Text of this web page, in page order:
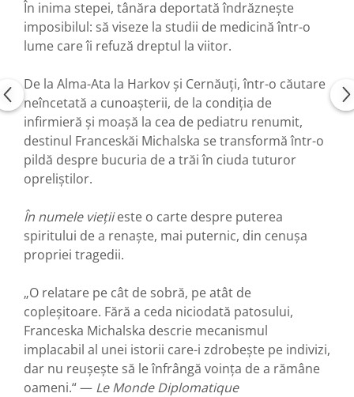
În inima stepei, tânăra deportată îndrăznește
imposibilul: să viseze la studii de medicină într-o
lume care îi refuză dreptul la viitor.
De la Alma-Ata la Harkov și Cernăuți, într-o căutare
neîncetată a cunoașterii, de la condiția de
infirmieră și moașă la cea de pediatru renumit,
destinul Franceskăi Michalska se transformă într-o
pildă despre bucuria de a trăi în ciuda tuturor
opreliștilor.
În numele viețiieste o carte despre puterea
spiritului de a renaște, mai puternic, din cenușa
propriei tragedii.
„O relatare pe cât de sobră, pe atât de
copleșitoare. Fără a ceda niciodată patosului,
Franceska Michalska descrie mecanismul
implacabil al unei istorii care-i zdrobește pe indivizi,
dar nu reușește să le înfrângă voința de a rămâne
oameni.“ — Le Monde Diplomatique